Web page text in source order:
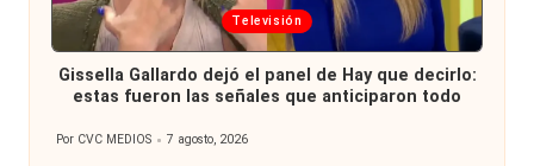
Publicada
en
Televisión
Gissella Gallardo dejó el panel de Hay que decirlo:
estas fueron las señales que anticiparon todo
Publicado
Por CVC MEDIOS 7 agosto, 2026